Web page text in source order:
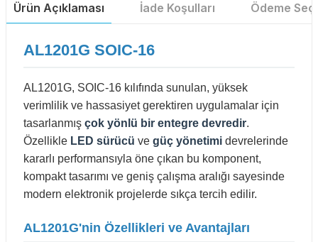
Ürün Açıklaması İade Koşulları Ödeme
AL1201G SOIC-16
AL1201G, SOIC-16 kılıfında sunulan, yüksek
verimlilik ve hassasiyet gerektiren uygulamalar için
tasarlanmış çok yönlü bir entegre devredir.
Özellikle LED sürücü ve güç yönetimi devrelerinde
kararlı performansıyla öne çıkan bu komponent,
kompakt tasarımı ve geniş çalışma aralığı sayesinde
modern elektronik projelerde sıkça tercih edilir.
AL1201G'nin Özellikleri ve Avantajları